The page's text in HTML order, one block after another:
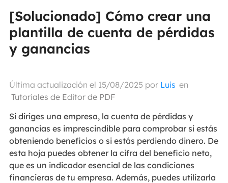
[Solucionado] Cómo crear una
plantilla de cuenta de pérdidas
y ganancias
Última actualización el 15/08/2025 por Luis en
Tutoriales de Editor de PDF
Si diriges una empresa, la cuenta de pérdidas y
ganancias es imprescindible para comprobar si estás
obteniendo beneficios o si estás perdiendo dinero. De
esta hoja puedes obtener la cifra del beneficio neto,
que es un indicador esencial de las condiciones
financieras de tu empresa. Además, puedes utilizarla